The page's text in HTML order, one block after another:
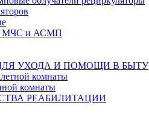
и АСМП
УХОДА И ПОМОЩИ В БЫТУ
комнаты
комнаты
РЕАБИЛИТАЦИИ